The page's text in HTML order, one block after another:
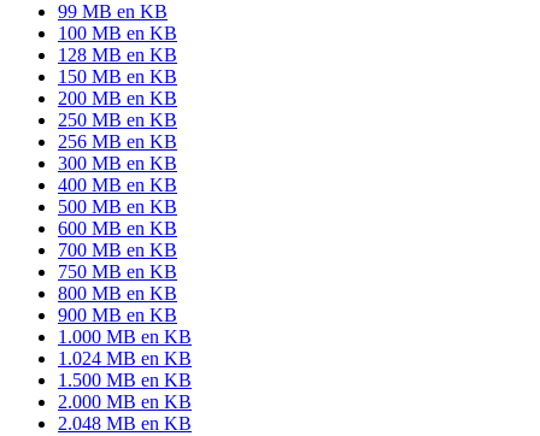
99 MB en KB
100 MB en KB
128 MB en KB
150 MB en KB
200 MB en KB
250 MB en KB
256 MB en KB
300 MB en KB
400 MB en KB
500 MB en KB
600 MB en KB
700 MB en KB
750 MB en KB
800 MB en KB
900 MB en KB
1.000 MB en KB
1.024 MB en KB
1.500 MB en KB
2.000 MB en KB
2.048 MB en KB